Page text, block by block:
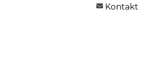
Kontakt